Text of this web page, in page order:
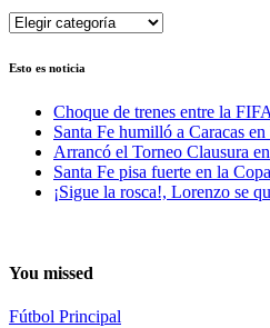
Categorías
Esto es noticia
Choque de trenes entre la
Santa Fe humilló a Caracas en
Arrancó el Torneo Clausura
Santa Fe pisa fuerte en la
¡Sigue la rosca!, Lorenzo se
You missed
Fútbol Principal